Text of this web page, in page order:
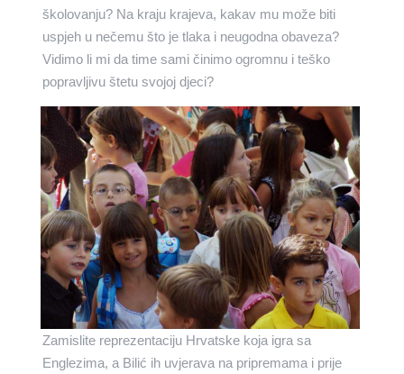
školovanju? Na kraju krajeva, kakav mu može biti
uspjeh u nečemu što je tlaka i neugodna obaveza?
Vidimo li mi da time sami činimo ogromnu i teško
popravljivu štetu svojoj djeci?
Zamislite reprezentaciju Hrvatske koja igra sa
Englezima, a Bilić ih uvjerava na pripremama i prije